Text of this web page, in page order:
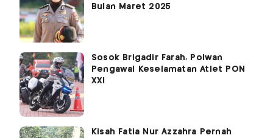
Bulan Maret 2025
Sosok Brigadir Farah, Polwan
Pengawal Keselamatan Atlet PON
XXI
Kisah Fatia Nur Azzahra Pernah